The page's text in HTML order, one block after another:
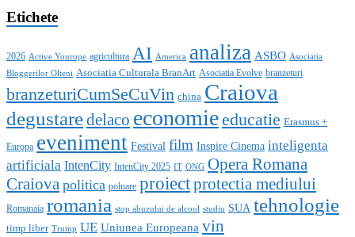
Etichete
2026 Active Yourope agricultura AI America analiza ASBO Asociatia
Bloggerilor Olteni Asociatia Culturala BranArt Asociatia Evolve branzeturi
branzeturiCumSeCuVin china Craiova
degustaredelaco economieeducatie Erasmus +
Europa eveniment Festival film Inspire Cinema inteligenta
artificiala IntenCity IntenCity 2025 IT ONG Opera Romana
Craiova politica poluare proiectprotectia mediului
Romanaia romania stop abuzului de alcool studiu SUA tehnologie
timp liber Trump UE Uniunea Europeana vin